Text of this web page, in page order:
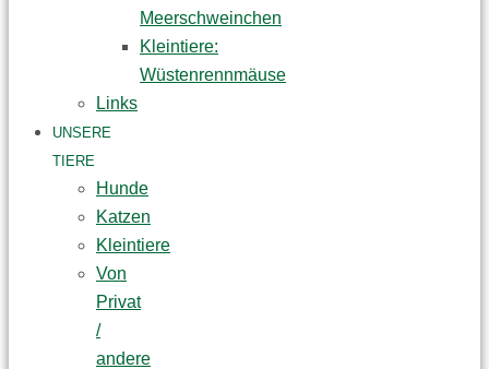
Meerschweinchen
Kleintiere:
Wüstenrennmäuse
Links
UNSERE
TIERE
Hunde
Katzen
Kleintiere
Von
Privat
/
andere